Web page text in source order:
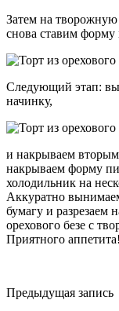
Затем на
снова ставим форму
Следующий этап:
начинку,
и накрываем
накрываем форму
холодильник на
Аккуратно
бумагу и разрезаем
орехового безе с
Приятного аппетита!
Предыдущая запись